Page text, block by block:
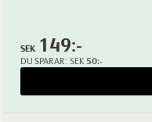
SEK 149:-
DU SPARAR: SEK 50:-